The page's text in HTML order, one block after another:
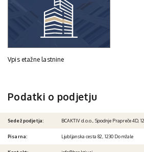
Vpis etažne lastnine
Podatki o podjetju
Sedež podjetja: BCAKTIV d.o.o., Spodnje Prapreče 4D,
Pisarna: Ljubljanska cesta 82, 1230 Domžale